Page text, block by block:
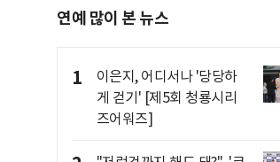
연예 많이 본 뉴스
1
이은지, 어디서나 '당당하
게 걷기' [제5회 청룡시리
즈어워즈]